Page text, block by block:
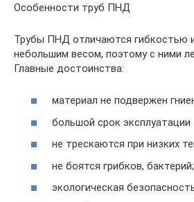
Особенности труб ПНД
Трубы ПНД отличаются гибкостью
небольшим весом, поэтому с ними
Главные достоинства:
материал не подвержен
большой срок
не трескаются при низких
не боятся грибков, бактерий;
экологическая